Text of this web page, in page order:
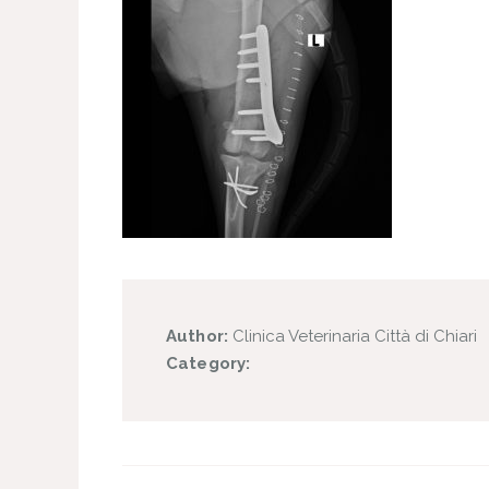
Author: Clinica Veterinaria Città di Chiari
Category: